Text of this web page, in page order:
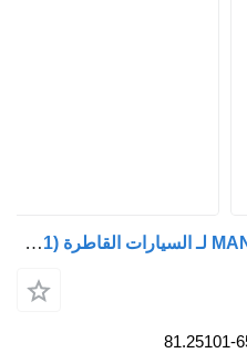
مصباح الضباب MAN 641.01.000.00 لـ السيارات القاطرة MAN TGL, TGM, TGS, TGX (2005-2021)